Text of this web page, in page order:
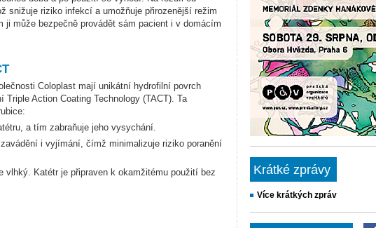
snižuje riziko infekcí a umožňuje přirozenější režim
může bezpečně provádět sám pacient i v domácím
Coloplast mají unikátní hydrofilní povrch
Action Coating Technology (TACT). Ta
a tím zabraňuje jeho vysychání.
i vyjímání, čímž minimalizuje riziko poranění
vlhký. Katétr je připraven k okamžitému použití bez
Krátké zprávy
Více krátkých zpráv